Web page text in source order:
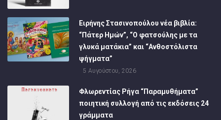
Ειρήνης Στασινοπούλου νέα βιβλία:
“Πάτερ Ημών”, “Ο φατσούλης με τα
γλυκά ματάκια” και “Ανθοστόλιστα
ψήγματα”
5 Αυγούστου, 2026
Φλωρεντίας Ρήγα “Παραμυθήματα”
ποιητική συλλογή από τις εκδόσεις 24
γράμματα